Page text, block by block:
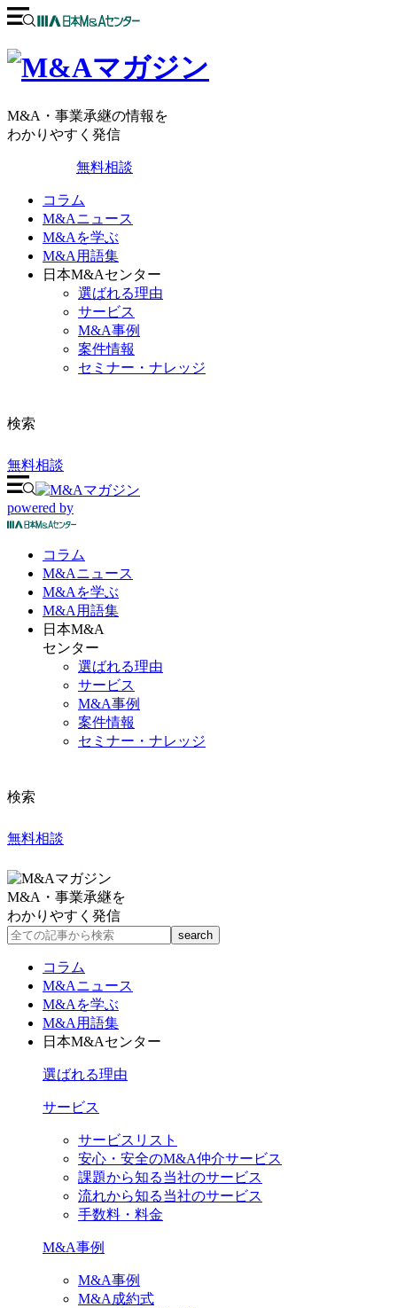
M&A・事業承継の情報を
わかりやすく発信
無料相談
コラム
M&Aニュース
M&Aを学ぶ
M&A用語集
日本M&Aセンター
選ばれる理由
サービス
M&A事例
案件情報
セミナー・ナレッジ
検索
無料相談
powered by
コラム
M&Aニュース
M&Aを学ぶ
M&A 用語集
日本M&A
センター
選ばれる理由
サービス
M&A事例
案件情報
セミナー・ナレッジ
検索
無料相談
M&A・事業承継を
わかりやすく発信
コラム
M&Aニュース
M&Aを学ぶ
M&A用語集
日本M&Aセンター
選ばれる理由
サービス
サービスリスト
安心・安全のM&A仲介サービス
課題から知る当社のサービス
流れから知る当社のサービス
手数料・料金
M&A事例
M&A事例
M&A成約式